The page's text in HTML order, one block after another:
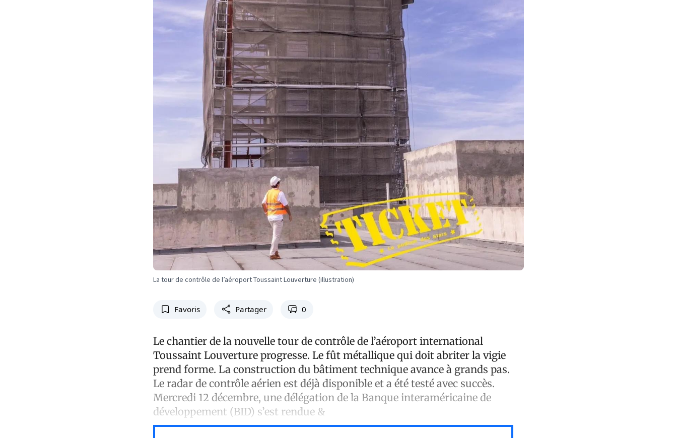
La tour de contrôle de l’aéroport Toussaint Louverture (illustration)
Favoris Partager 0
Le chantier de la nouvelle tour de contrôle de l’aéroport international
Toussaint Louverture progresse. Le fût métallique qui doit abriter la vigie
prend forme. La construction du bâtiment technique avance à grands pas.
Le radar de contrôle aérien est déjà disponible et a été testé avec succès.
Mercredi 12 décembre, une délégation de la Banque interaméricaine de
développement (BID) s’est rendue &